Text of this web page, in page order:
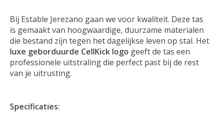
Bij Estable Jerezano gaan we voor kwaliteit. Deze tas
is gemaakt van hoogwaardige, duurzame materialen
die bestand zijn tegen het dagelijkse leven op stal. Het
luxe geborduurde CellKick logo geeft de tas een
professionele uitstraling die perfect past bij de rest
van je uitrusting.
Specificaties: